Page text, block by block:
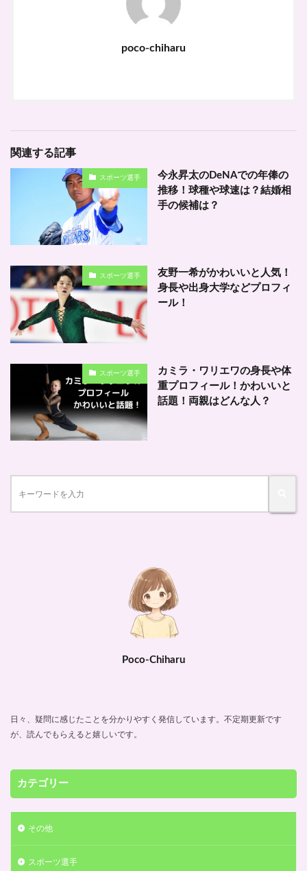
poco-chiharu
関連する記事
スポーツ選手
今永昇太のDeNAでの年俸の
推移！球種や球速は？結婚相
手の候補は？
スポーツ選手
友野一希がかわいいと人気！
身長や出身大学などプロフィ
ール！
スポーツ選手
カミラ・ワリエワの身長や体
重プロフィール！かわいいと
話題！両親はどんな人？
Poco-Chiharu
日々、疑問に感じたことを分かりやすく発信しています。不定期更新です
が、読んでもらえると嬉しいです。
カテゴリー
その他
スポーツ選手